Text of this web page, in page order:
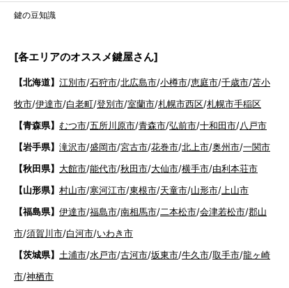
鍵の豆知識
[各エリアのオススメ鍵屋さん]
【北海道】 江別市/石狩市/北広島市/小樽市/恵庭市/千歳市/苫小
牧市/伊達市/白老町/登別市/室蘭市/札幌市西区/札幌市手稲区
【青森県】 むつ市/五所川原市/青森市/弘前市/十和田市/八戸市
【岩手県】 滝沢市/盛岡市/宮古市/花巻市/北上市/奥州市/一関市
【秋田県】 大館市/能代市/秋田市/大仙市/横手市/由利本荘市
【山形県】 村山市/寒河江市/東根市/天童市/山形市/ 上山市
【福島県】 伊達市/福島市/南相馬市/二本松市/会津若松市/郡山
市/須賀川市/白河市/いわき市
【茨城県】 土浦市/水戸市/古河市/坂東市/牛久市/取手市/龍ヶ崎
市/神栖市